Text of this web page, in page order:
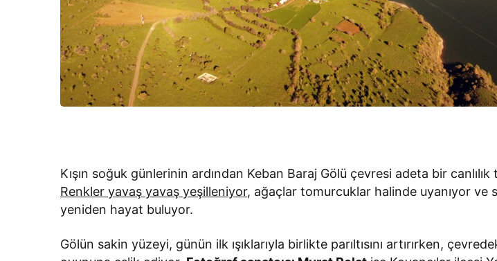
Kışın soğuk günlerinin ardından Keban Baraj Gölü çevresi adeta bir
Renkler yavaş yavaş yeşilleniyor, ağaçlar tomurcuklar halinde uyanıyor ve
yeniden hayat buluyor.
Gölün sakin yüzeyi, günün ilk ışıklarıyla birlikte parıltısını artırırken,